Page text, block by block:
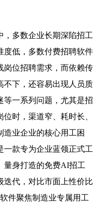
，多数企业长期深陷招工
度低，多数付费招聘软件
岗位招聘需求，而依赖传
不下，还容易出现人员质
等一系列问题，尤其是招
时，渠道窄、耗时长、
业企业的核心用工困
一款专为企业蓝领正式工
量身打造的免费AI招工
迭代，对比市面上性价比
件聚焦制造业专属用工